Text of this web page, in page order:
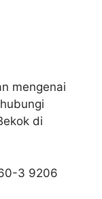
mengenai
di
3 9206